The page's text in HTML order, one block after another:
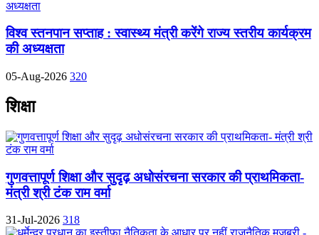
विश्व स्तनपान सप्ताह : स्वास्थ्य मंत्री करेंगे राज्य स्तरीय कार्यक्रम
की अध्यक्षता
05-Aug-2026 320
शिक्षा
गुणवत्तापूर्ण शिक्षा और सुदृढ़ अधोसंरचना सरकार की प्राथमिकता-
मंत्री श्री टंक राम वर्मा
31-Jul-2026 318